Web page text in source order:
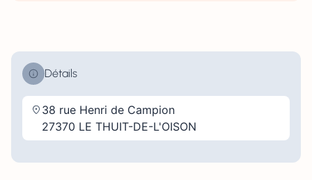
Détails
38 rue Henri de Campion
27370 LE THUIT-DE-L'OISON